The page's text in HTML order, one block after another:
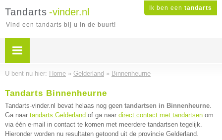
Ik ben een tandarts
Tandarts -vinder.nl
Vind een tandarts bij u in de buurt!
U bent nu hier: Home » Gelderland » Binnenheurne
Tandarts Binnenheurne
Tandarts-vinder.nl bevat helaas nog geen tandartsen in Binnenheurne.
Ga naar tandarts Gelderland of ga naar direct contact met tandartsen om
via één e-mail in contact te komen met meerdere tandartsen tegelijk.
Hieronder worden nu resultaten getoond uit de provincie Gelderland.